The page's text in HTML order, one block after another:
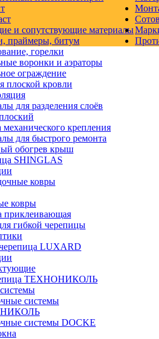
и сопутствующие материалы
праймеры, битум
горелки
воронки и аэраторы
ограждение
плоской кровли
для разделения слоёв
механического крепления
для быстрого ремонта
обогрев крыш
SHINGLAS
ковры
ковры
приклеивающая
гибкой черепицы
LUXARD
ТЕХНОНИКОЛЬ
системы
системы DOCKE